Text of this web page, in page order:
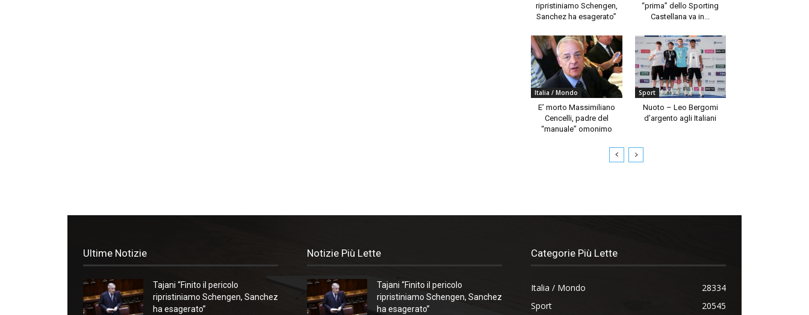
ripristiniamo Schengen,
Sanchez ha esagerato”
“prima” dello Sporting
Castellana va in...
Italia / Mondo
E’ morto Massimiliano
Cencelli, padre del
“manuale” omonimo
Sport
Nuoto – Leo Bergomi
d’argento agli Italiani
Ultime Notizie
Tajani “Finito il pericolo
ripristiniamo Schengen, Sanchez
ha esagerato”
Notizie Più Lette
Tajani “Finito il pericolo
ripristiniamo Schengen, Sanchez
ha esagerato”
Categorie Più Lette
Italia / Mondo
28334
Sport
20545